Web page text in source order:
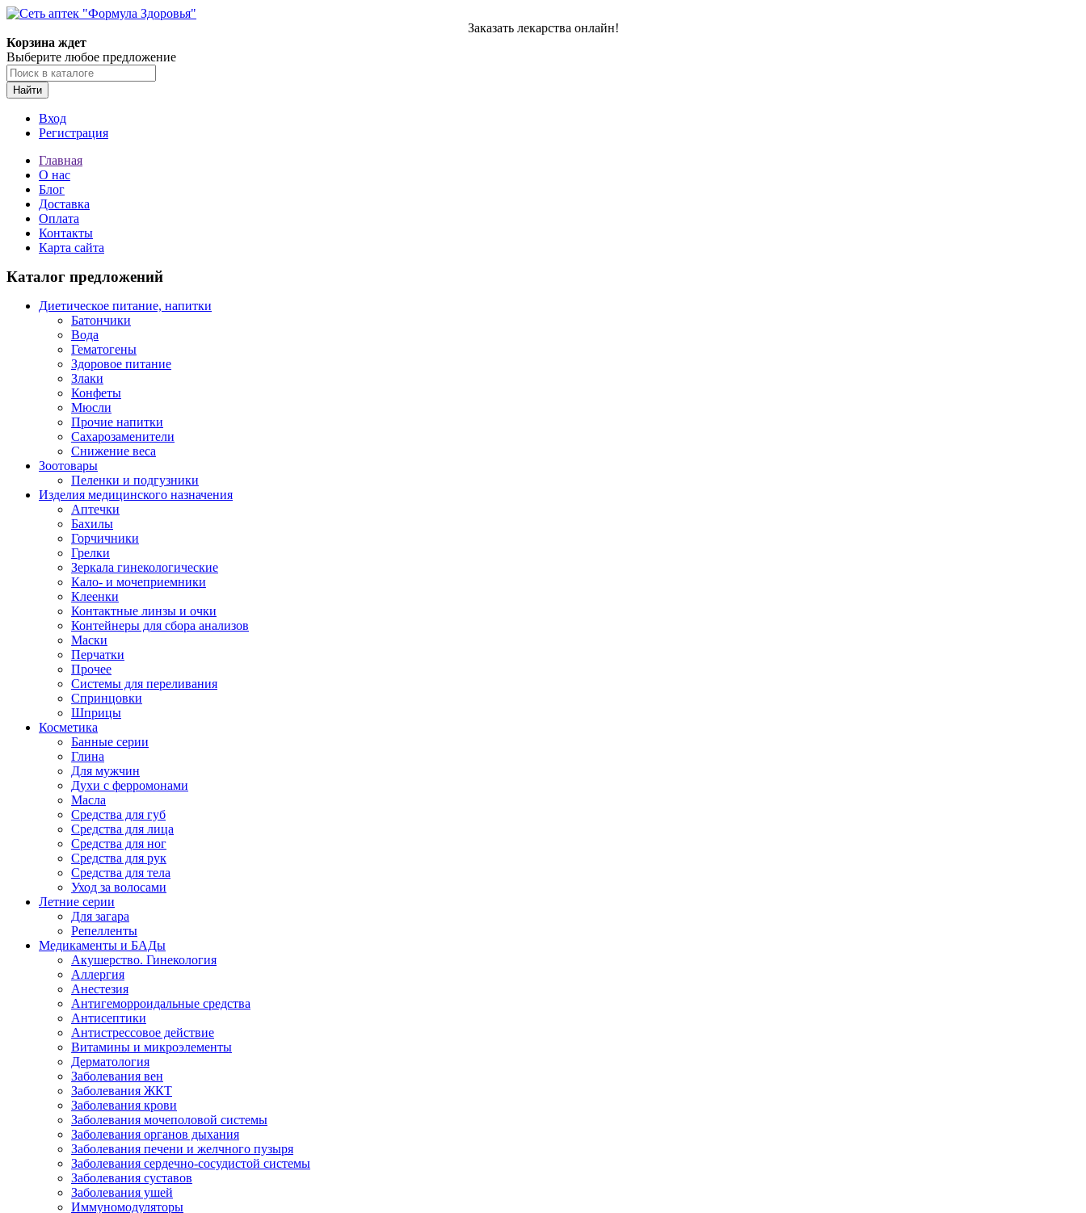
Заказать лекарства онлайн!
Корзина ждет
Выберите любое предложение
Найти
Вход
Регистрация
Главная
О нас
Блог
Доставка
Оплата
Контакты
Карта сайта
Каталог предложений
Диетическое питание, напитки
Батончики
Вода
Гематогены
Здоровое питание
Злаки
Конфеты
Мюсли
Прочие напитки
Сахарозаменители
Снижение веса
Зоотовары
Пеленки и подгузники
Изделия медицинского назначения
Аптечки
Бахилы
Горчичники
Грелки
Зеркала гинекологические
Кало- и мочеприемники
Клеенки
Контактные линзы и очки
Контейнеры для сбора анализов
Маски
Перчатки
Прочее
Системы для переливания
Спринцовки
Шприцы
Косметика
Банные серии
Глина
Для мужчин
Духи с ферромонами
Масла
Средства для губ
Средства для лица
Средства для ног
Средства для рук
Средства для тела
Уход за волосами
Летние серии
Для загара
Репелленты
Медикаменты и БАДы
Акушерство. Гинекология
Аллергия
Анестезия
Антигеморроидальные средства
Антисептики
Антистрессовое действие
Витамины и микроэлементы
Дерматология
Заболевания вен
Заболевания ЖКТ
Заболевания крови
Заболевания мочеполовой системы
Заболевания органов дыхания
Заболевания печени и желчного пузыря
Заболевания сердечно-сосудистой системы
Заболевания суставов
Заболевания ушей
Иммуномодуляторы